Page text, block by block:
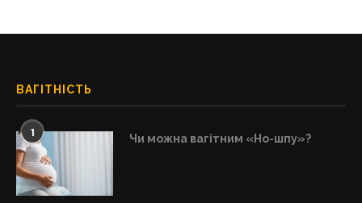
ВАГІТНІСТЬ
1 Чи можна вагітним «Но-шпу»?